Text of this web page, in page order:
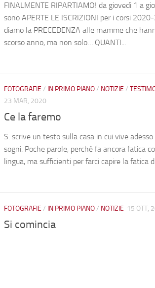
FINALMENTE RIPARTIAMO! da giovedì 1 a
sono APERTE LE ISCRIZIONI per i corsi
diamo la PRECEDENZA alle mamme che
scorso anno, ma non solo… QUANTI...
FOTOGRAFIE / IN PRIMO PIANO/ NOTIZIE /
23 MAR, 2020
Ce la faremo
S. scrive un testo sulla casa in cui vive
sogni. Poche parole, perchè fa ancora fatica
lingua, ma sufficienti per farci capire la fatica
FOTOGRAFIE / IN PRIMO PIANO/ NOTIZIE 15 OTT,
Si comincia